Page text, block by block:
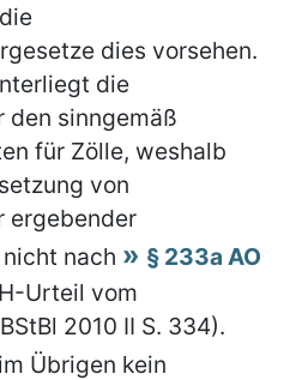
dies vorsehen.
die
den sinngemäß
für Zölle, weshalb
von
ergebender
nach
§ 233a AO
Urteil vom
2010 II S. 334).
Übrigen kein